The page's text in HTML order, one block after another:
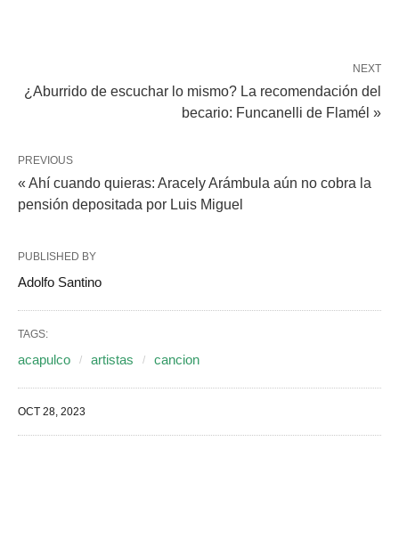
NEXT
¿Aburrido de escuchar lo mismo? La recomendación del
becario: Funcanelli de Flamél »
PREVIOUS
« Ahí cuando quieras: Aracely Arámbula aún no cobra la
pensión depositada por Luis Miguel
PUBLISHED BY
Adolfo Santino
TAGS:
acapulco artistas cancion
OCT 28, 2023